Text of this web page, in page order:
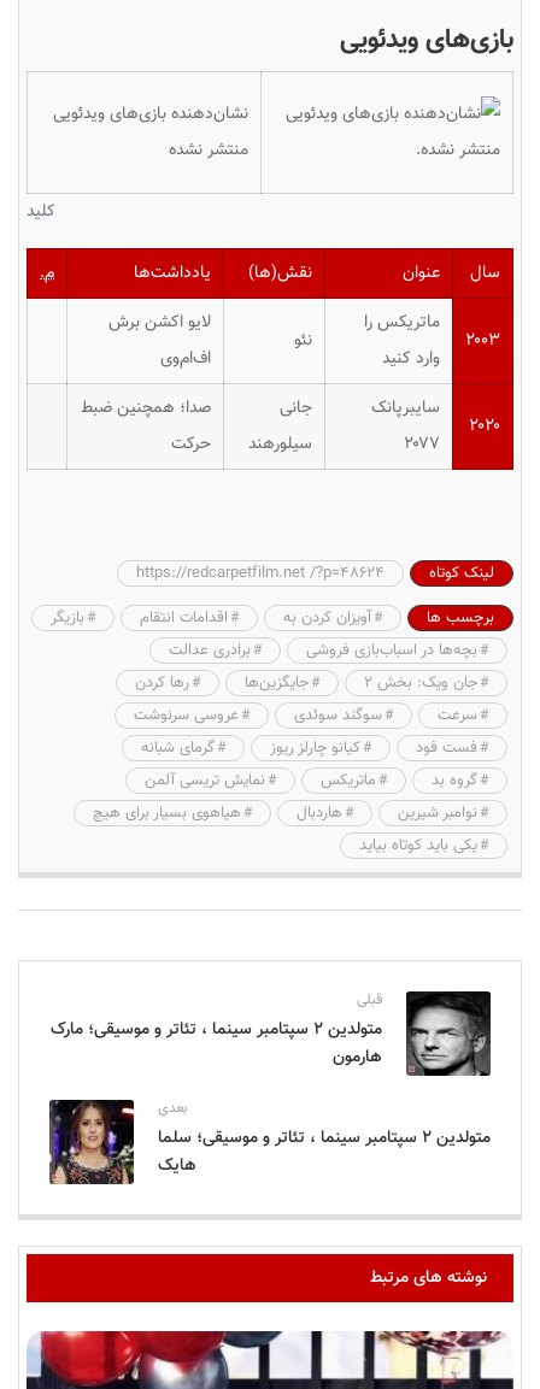
بازی‌های ویدئویی
کلید
نشان‌دهنده بازی‌های ویدئویی
منتشر نشده
سال عنوان نقش(ها) یادداشت‌ها م.
۲۰۰۳
ماتریکس را
وارد کنید
نئو
لایو اکشن برش
اف‌ام‌وی
۲۰۲۰
سایبرپانک
۲۰۷۷
جانی
سیلورهند
صدا؛ همچنین ضبط
حرکت
لینک کوتاه
https://redcarpetfilm.net /?p=48624
برچسب ها
آویزان کردن به اقدامات انتقام
بازیگر
بچه‌ها در اسباب‌بازی فروشی
برادری عدالت
جان ویک: بخش ۲
جایگزین‌ها
رها کردن
سرعت
سوگند سوئدی
عروسی سرنوشت
فست فود
کیانو چارلز ریوز
گرمای شبانه
گروه بد
ماتریکس
نمایش تریسی آلمن
نوامبر شیرین
هاردبال
هیاهوی بسیار برای هیچ
یکی باید کوتاه بیاید
قبلی
متولدین ۲ سپتامبر سینما ، تئاتر و موسیقی؛ مارک
هارمون
بعدی
متولدین ۲ سپتامبر سینما ، تئاتر و موسیقی؛ سلما
هایک
نوشته های مرتبط